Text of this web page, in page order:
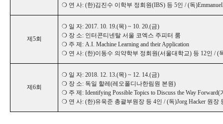
❍ 연 사: (한)김진수 이학부 정회원(IBS) 등 5인 / (독
제5회
❍ 일 자: 2017. 10. 19.(목) ~ 10. 20.(금)
❍ 장 소: 인터콘티넨탈 서울 코엑스 주피터 룸
❍ 주 제: A.I. Machine Learning and their Application
❍ 연 사: (한)이동수 의약학부 정회원(서울대학교) 등 12인 / (
제6회
❍ 일 자: 2018. 12. 13.(목) ~ 12. 14.(금)
❍ 장 소: 독일 할레(레오폴디나한림원 본원)
❍ 주 제: Identifying Possible Topics to Discuss the Way Forward(
❍ 연 사: (한)유욱준 총괄부원장 등 4인 / (독)Jorg Hacker 원장